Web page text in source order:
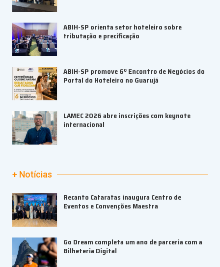
ABIH-SP orienta setor hoteleiro sobre
tributação e precificação
ABIH-SP promove 6º Encontro de Negócios do
Portal do Hoteleiro no Guarujá
LAMEC 2026 abre inscrições com keynote
internacional
+ Notícias
Recanto Cataratas inaugura Centro de
Eventos e Convenções Maestra
Go Dream completa um ano de parceria com a
Bilheteria Digital